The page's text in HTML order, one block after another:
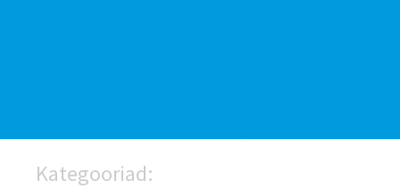
Kategooriad: